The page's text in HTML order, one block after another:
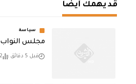
قد يهمك أيضا
سياسة
مجلس
قبل 5 دقائق 2 مشاهدات